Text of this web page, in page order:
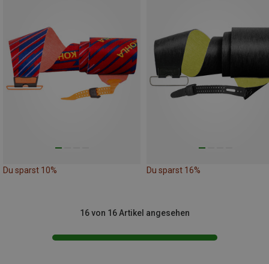
Du sparst 10% Du sparst 16%
16 von 16 Artikel angesehen